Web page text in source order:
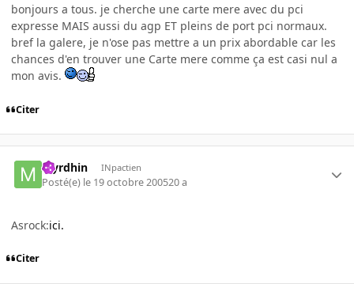
bonjours a tous. je cherche une carte mere avec du pci
expresse MAIS aussi du agp ET pleins de port pci normaux.
bref la galere, je n'ose pas mettre a un prix abordable car les
chances d'en trouver une Carte mere comme ça est casi nul a
mon avis.
Citer
Myrdhin INpactien
Posté(e) le 19 octobre 200520 a
Asrock:ici.
Citer